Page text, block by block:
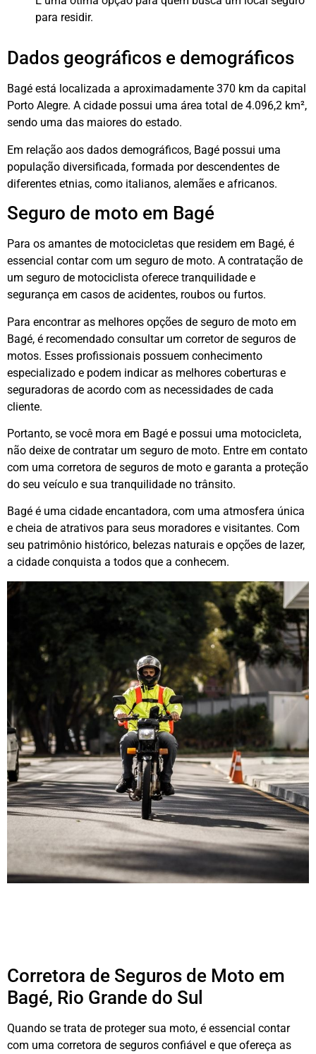
para residir.
Dados geográficos e demográficos
Bagé está localizada a aproximadamente 370 km da capital
Porto Alegre. A cidade possui uma área total de 4.096,2 km²,
sendo uma das maiores do estado.
Em relação aos dados demográficos, Bagé possui uma
população diversificada, formada por descendentes de
diferentes etnias, como italianos, alemães e africanos.
Seguro de moto em Bagé
Para os amantes de motocicletas que residem em Bagé, é
essencial contar com um seguro de moto. A contratação de
um seguro de motociclista oferece tranquilidade e
segurança em casos de acidentes, roubos ou furtos.
Para encontrar as melhores opções de seguro de moto em
Bagé, é recomendado consultar um corretor de seguros de
motos. Esses profissionais possuem conhecimento
especializado e podem indicar as melhores coberturas e
seguradoras de acordo com as necessidades de cada
cliente.
Portanto, se você mora em Bagé e possui uma motocicleta,
não deixe de contratar um seguro de moto. Entre em contato
com uma corretora de seguros de moto e garanta a proteção
do seu veículo e sua tranquilidade no trânsito.
Bagé é uma cidade encantadora, com uma atmosfera única
e cheia de atrativos para seus moradores e visitantes. Com
seu patrimônio histórico, belezas naturais e opções de lazer,
a cidade conquista a todos que a conhecem.
Corretora de Seguros de Moto em
Bagé, Rio Grande do Sul
Quando se trata de proteger sua moto, é essencial contar
com uma corretora de seguros confiável e que ofereça as